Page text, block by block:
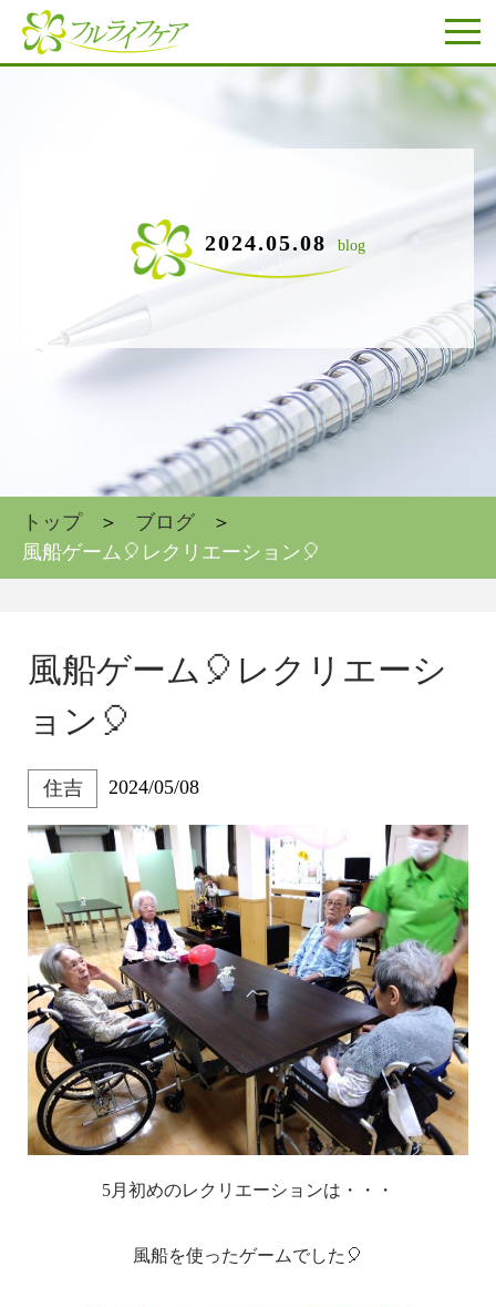
2024.05.08 blog
トップ
ブログ
風船ゲーム🎈レクリエーション🎈
風船ゲーム🎈レクリエーシ
ョン🎈
住吉 2024/05/08
5月初めのレクリエーションは・・・
風船を使ったゲームでした🎈